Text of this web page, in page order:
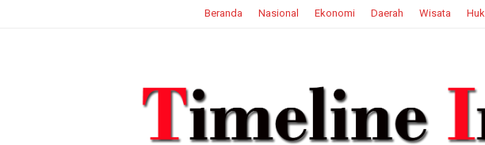
Beranda Nasional Ekonomi Daerah Wisata